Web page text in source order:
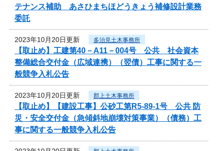
テナンス補助 あさひまちほどうきょう補修設計業務
委託
2023年10月20日更新 多治見土木事務所
【取止め】工建第40－A11－004号 公共 社会資本
整備総合交付金（広域連携）（翌債）工事に関する一
般競争入札公告
2023年10月20日更新 郡上土木事務所
【取止め】【建設工事】公砂工第R5-89-1号 公共 防
災・安全交付金（急傾斜地崩壊対策事業）（債務）工
事に関する一般競争入札公告